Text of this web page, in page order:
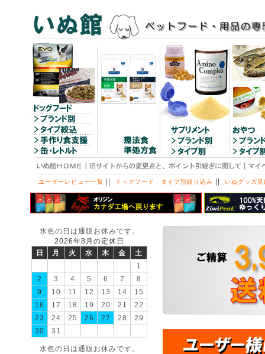
ユーザーレビュー一覧 || ドッグフード タイプ別絞り込み || いぬグッズ見
水色の日は通販お休みです。
2026年8月の定休日
日
月 火 水 木 金
土
1
2
3 4 5 6 7
8
9
10 11 12 13 14
15
16
17 18 19 20 21
22
23
24 25 26 27 28
29
30
31
水色の日は通販お休みです。